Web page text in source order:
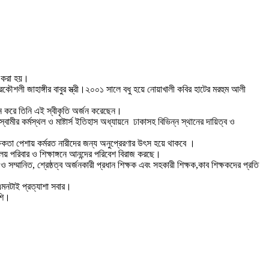
হয়।
জাহাঙ্গীর বাবুর স্ত্রী।২০০১ সালে বধু হয়ে নোয়াখালী কবির হাটের মরহুম আলী
করে তিনি এই স্বীকৃতি অর্জন করেছেন।
কর্মস্থল ও মাষ্টার্স ইতিহাস অধ্যায়নে ঢাকাসহ বিভিন্ন স্থানের দায়িত্ব ও
পেশায় কর্মরত নারীদের জন্য অনুপ্রেরণার উৎস হয়ে থাকবে ।
ও শিক্ষাঙ্গনে আনন্দের পরিবেশ বিরাজ করছে।
শ্রেষ্ঠত্ব অর্জনকারী প্রধান শিক্ষক এবং সহকারী শিক্ষক,কাব শিক্ষকদের প্রতি
প্রত্যাশা সবার।